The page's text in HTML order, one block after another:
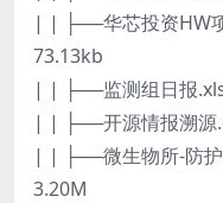
| | ├──华芯投资HW
73.13kb
| | ├──监测组日报
| | ├──开源情报溯源
| | ├──微生物所-防
3.20M